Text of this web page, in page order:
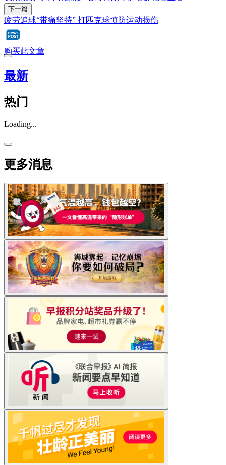
下一篇
疲劳追球“带痛坚持” 打匹克球慎防运动损伤
购买此文章
最新
热门
Loading...
更多消息